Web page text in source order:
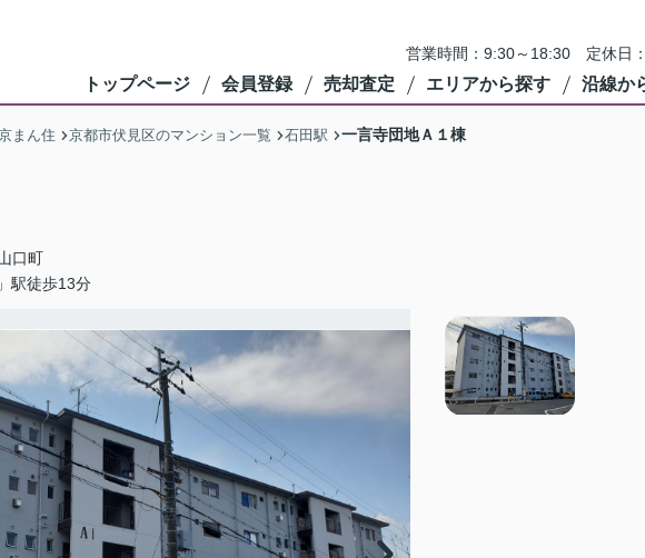
営業時間：9:30～18:30 定休日
トップページ 会員登録 売却査定 エリアから探す 沿線か
まん住 京都市伏見区のマンション一覧 石田駅 一言寺団地Ａ１棟
口町
駅徒歩13分